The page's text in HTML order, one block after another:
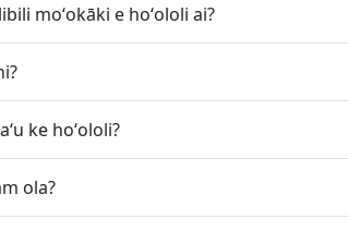
moʻokāki e hoʻololi ai?
ke hoʻololi?
ola?